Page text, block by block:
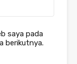
saya pada
berikutnya.